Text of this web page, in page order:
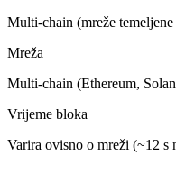
Multi-chain (mreže temeljene
Mreža
Multi-chain (Ethereum,
Vrijeme bloka
Varira ovisno o mreži (~12 s